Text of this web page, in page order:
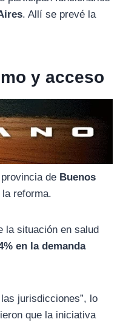
. Allí se prevé la
y acceso
de Buenos
reforma.
la situación en salud
en la demanda
jurisdicciones”, lo
que la iniciativa